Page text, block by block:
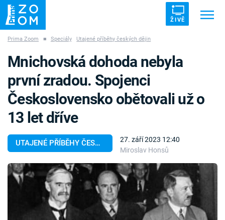
ŽIVĚ
ZÁHADY VETŘELCI DÁVNOVĚKU
Témata
Témata
Pořady
TV Program
Prima Zoom ■ Speciály Utajené příběhy českých dějin
UTAJENÉ PŘÍBĚHY ČESKÝCH DĚJIN
27. září 2023 12:40
Miroslav Honsů
Mnichovská dohoda nebyla
první zradou. Spojenci
Československo obětovali už o
13 let dříve